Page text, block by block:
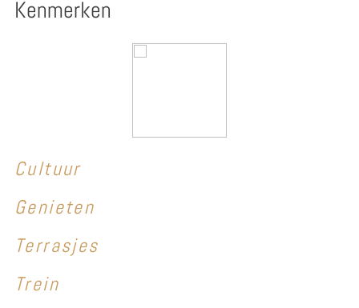
Kenmerken
Cultuur
Genieten
Terrasjes
Trein